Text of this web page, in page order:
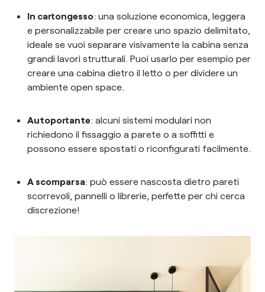
In cartongesso: una soluzione economica, leggera
e personalizzabile per creare uno spazio delimitato,
ideale se vuoi separare visivamente la cabina senza
grandi lavori strutturali. Puoi usarlo per esempio per
creare una cabina dietro il letto o per dividere un
ambiente open space.
Autoportante: alcuni sistemi modulari non
richiedono il fissaggio a parete o a soffitti e
possono essere spostati o riconfigurati facilmente.
A scomparsa: può essere nascosta dietro pareti
scorrevoli, pannelli o librerie, perfette per chi cerca
discrezione!